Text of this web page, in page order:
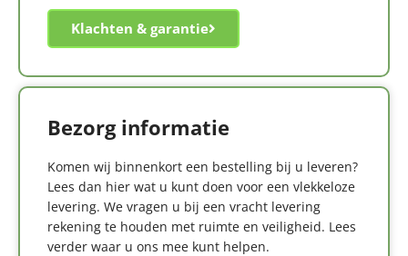
Klachten & garantie
Bezorg informatie
Komen wij binnenkort een bestelling bij u leveren?
Lees dan hier wat u kunt doen voor een vlekkeloze
levering. We vragen u bij een vracht levering
rekening te houden met ruimte en veiligheid. Lees
verder waar u ons mee kunt helpen.